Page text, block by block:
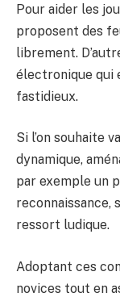
Pour aider les
proposent des
librement.
électronique qui
fastidieux.
Si l’on souhaite
dynamique,
par exemple un
reconnaissance,
ressort ludique.
Adoptant ces
novices tout en